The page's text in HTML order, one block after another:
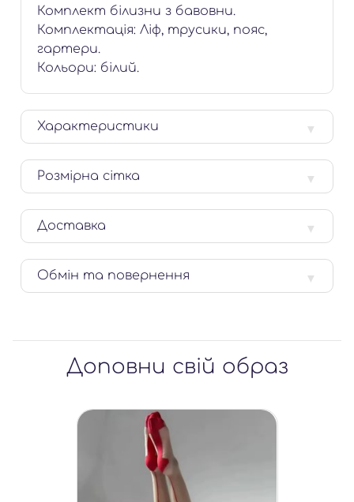
Комплект білизни з бавовни.
Комплектація: Ліф, трусики, пояс,
гартери.
Кольори: білий.
Характеристики
Розмірна сітка
Доставка
Обмін та повернення
Доповни свій образ